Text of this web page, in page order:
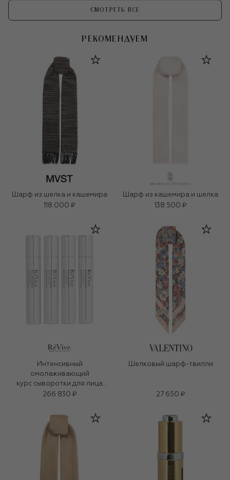
СМОТРЕТЬ ВСЕ
РЕКОМЕНДУЕМ
Шарф из шелка и кашемира
118 000 ₽
Шарф из кашемира и шелка
138 500 ₽
Интенсивный
омолаживающий
курс сыворотки для лица
(4x5ml)
266 830 ₽
Шелковый шарф-твилли
27 650 ₽